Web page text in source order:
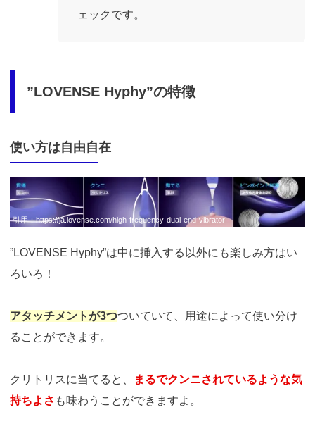
ェックです。
”LOVENSE Hyphy”の特徴
使い方は自由自在
引用：https://ja.lovense.com/high-frequency-dual-end-vibrator
”LOVENSE Hyphy”は中に挿入する以外にも楽しみ方はい
ろいろ！
アタッチメントが3つついていて、用途によって使い分け
ることができます。
クリトリスに当てると、
まるでクンニされているような気
持ちよさ も味わうことができますよ。